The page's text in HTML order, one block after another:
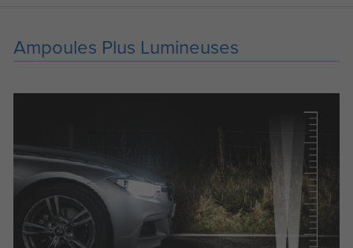
Ampoules Plus Lumineuses